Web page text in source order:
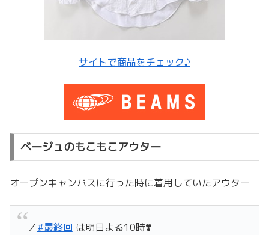
サイトで商品をチェック♪
ベージュのもこもこアウター
オープンキャンパスに行った時に着用していたアウター
／#最終回 は明日よる10時❣️